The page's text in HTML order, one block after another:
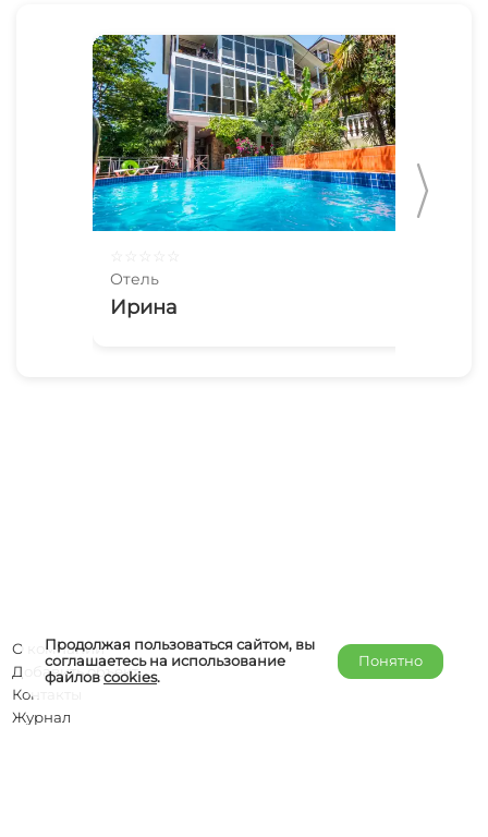
Отель
Ирина
Продолжая пользоваться сайтом, вы
соглашаетесь на использование
файловcookies.
Понятно
О компании
Добавить объект
Контакты
Журнал